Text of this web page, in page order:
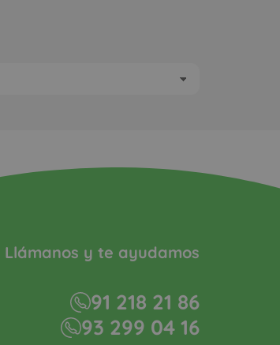
Llámanos y te ayudamos
91 218 21 86
93 299 04 16